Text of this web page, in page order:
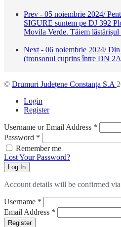
Prev - 05 noiembrie 2024/
SIGURE suntem pe DJ 392
Movila Verde. Tăiem
Next - 06 noiembrie 2024/
(tronsonul cuprins între DN
© Drumuri Județene Constanța S.A
Login
Register
Username or Email Address *
Password *
Remember me
Lost Your Password?
Log In
Account details will be confirmed
Username *
Email Address *
Register